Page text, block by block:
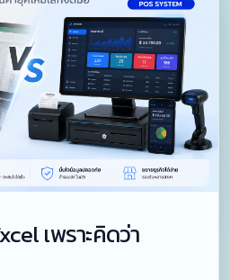
เพราะคิดว่า